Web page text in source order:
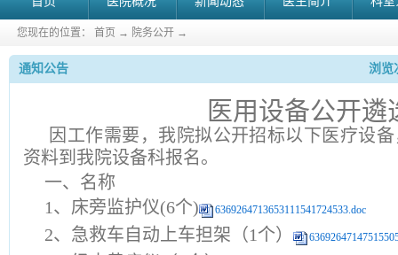
您现在的位置： 首页 → 院务公开 →
通知公告 浏览
医用设备公开遴
因工作需要，我院拟公开招标以下医疗设
资料到我院设备科报名。
一、 名称
1、床旁监护仪(6个) 6369264713653111541724533.doc
2、急救车自动上车担架 （1个）